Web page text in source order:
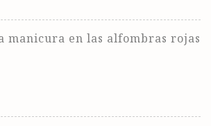
manicura en las alfombras rojas